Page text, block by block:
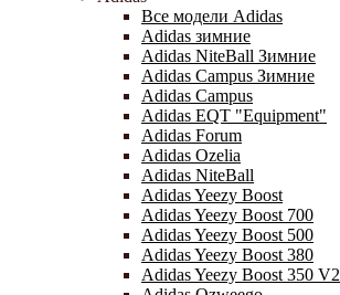
Все модели Adidas
Adidas зимние
Adidas NiteBall Зимние
Adidas Campus Зимние
Adidas Campus
Adidas EQT "Equipment"
Adidas Forum
Adidas Ozelia
Adidas NiteBall
Adidas Yeezy Boost
Adidas Yeezy Boost 700
Adidas Yeezy Boost 500
Adidas Yeezy Boost 380
Adidas Yeezy Boost 350 V2